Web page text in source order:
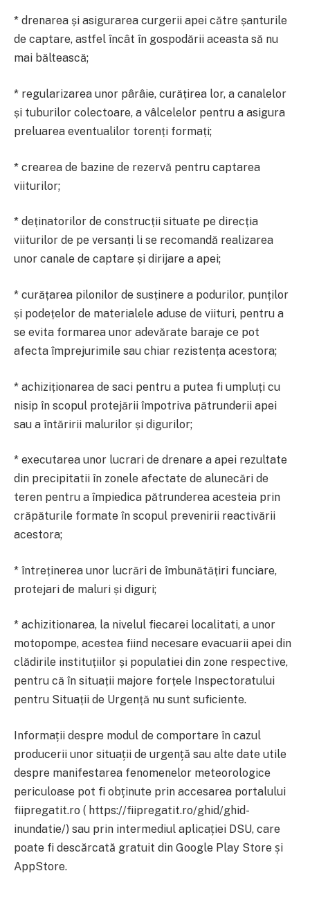
* drenarea și asigurarea curgerii apei către șanturile
de captare, astfel încât în gospodării aceasta să nu
mai băltească;
* regularizarea unor pârâie, curățirea lor, a canalelor
și tuburilor colectoare, a vâlcelelor pentru a asigura
preluarea eventualilor torenți formați;
* crearea de bazine de rezervă pentru captarea
viiturilor;
* deținatorilor de construcții situate pe direcția
viiturilor de pe versanți li se recomandă realizarea
unor canale de captare și dirijare a apei;
* curățarea pilonilor de susținere a podurilor, punților
și podețelor de materialele aduse de viituri, pentru a
se evita formarea unor adevărate baraje ce pot
afecta împrejurimile sau chiar rezistența acestora;
* achiziționarea de saci pentru a putea fi umpluți cu
nisip în scopul protejării împotriva pătrunderii apei
sau a întăririi malurilor și digurilor;
* executarea unor lucrari de drenare a apei rezultate
din precipitatii în zonele afectate de alunecări de
teren pentru a împiedica pătrunderea acesteia prin
crăpăturile formate în scopul prevenirii reactivării
acestora;
* întreținerea unor lucrări de îmbunătățiri funciare,
protejari de maluri și diguri;
* achizitionarea, la nivelul fiecarei localitati, a unor
motopompe, acestea fiind necesare evacuarii apei din
clădirile instituțiilor și populatiei din zone respective,
pentru că în situații majore forțele Inspectoratului
pentru Situații de Urgență nu sunt suficiente.
Informații despre modul de comportare în cazul
producerii unor situații de urgență sau alte date utile
despre manifestarea fenomenelor meteorologice
periculoase pot fi obținute prin accesarea portalului
fiipregatit.ro ( https://fiipregatit.ro/ghid/ghid-
inundatie/) sau prin intermediul aplicației DSU, care
poate fi descărcată gratuit din Google Play Store și
AppStore.